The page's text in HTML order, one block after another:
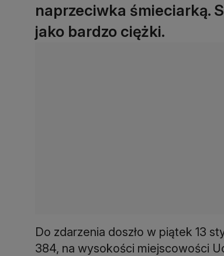
naprzeciwka śmieciarką.
jako bardzo ciężki.
Do zdarzenia doszło w piątek 13
384, na wysokości miejscowości